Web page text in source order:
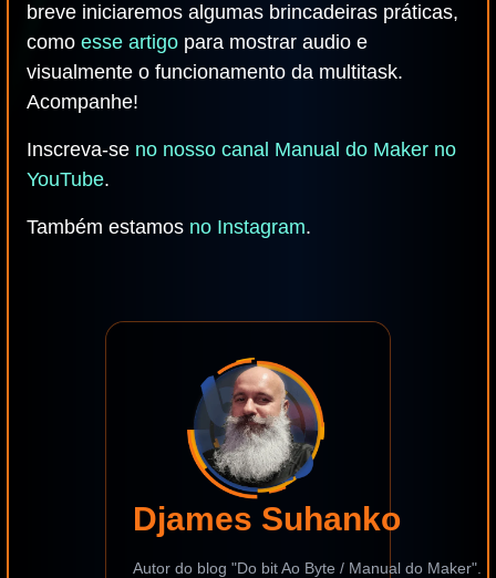
breve iniciaremos algumas brincadeiras práticas,
como esse artigo para mostrar audio e
visualmente o funcionamento da multitask.
Acompanhe!
Inscreva-se no nosso canal Manual do Maker no
YouTube.
Também estamos no Instagram.
Djames Suhanko
Autor do blog "Do bit Ao Byte / Manual do Maker".